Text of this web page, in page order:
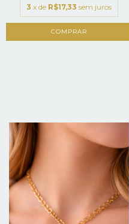
3 x de R$17,33 sem juros
COMPRAR